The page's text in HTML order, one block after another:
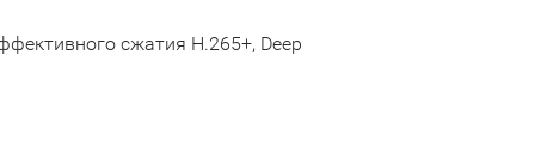
сжатия H.265+, Deep